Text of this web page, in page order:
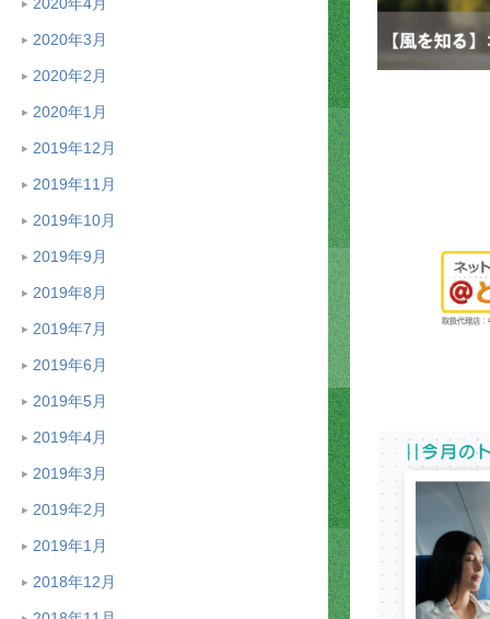
2020年3月
2020年2月
2020年1月
2019年12月
2019年11月
2019年10月
2019年9月
2019年8月
2019年7月
2019年6月
2019年5月
2019年4月
2019年3月
2019年2月
2019年1月
2018年12月